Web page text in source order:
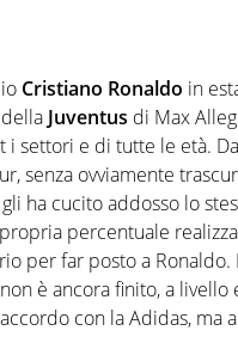
Cristiano Ronaldo in
Juventus di Max
settori e di tutte le età.
senza ovviamente
ha cucito addosso lo
percentuale
per far posto a
è ancora finito, a
con la Adidas, ma